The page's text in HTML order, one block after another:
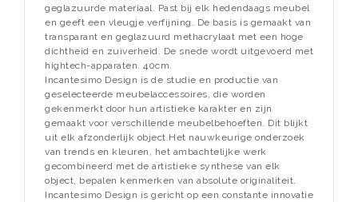
geglazuurde materiaal. Past bij elk hedendaags meubel
en geeft een vleugje verfijning. De basis is gemaakt van
transparant en geglazuurd methacrylaat met een hoge
dichtheid en zuiverheid. De snede wordt uitgevoerd met
hightech-apparaten. 40cm.
Incantesimo Design is de studie en productie van
geselecteerde meubelaccessoires, die worden
gekenmerkt door hun artistieke karakter en zijn
gemaakt voor verschillende meubelbehoeften. Dit blijkt
uit elk afzonderlijk object.Het nauwkeurige onderzoek
van trends en kleuren, het ambachtelijke werk
gecombineerd met de artistieke synthese van elk
object, bepalen kenmerken van absolute originaliteit.
Incantesimo Design is gericht op een constante innovatie